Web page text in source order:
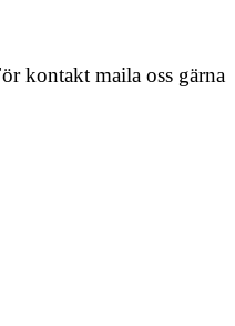
kontakt maila oss gärna